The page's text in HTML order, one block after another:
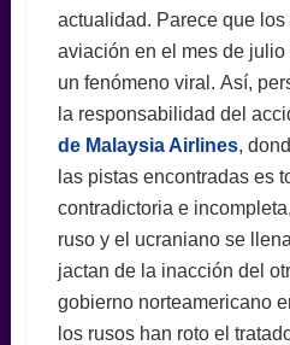
actualidad. Parece que
aviación en el mes de
un fenómeno viral. Así,
la responsabilidad del
de Malaysia Airlines,
las pistas encontradas es
contradictoria e
ruso y el ucraniano se
jactan de la inacción del
gobierno norteamericano
los rusos han roto el